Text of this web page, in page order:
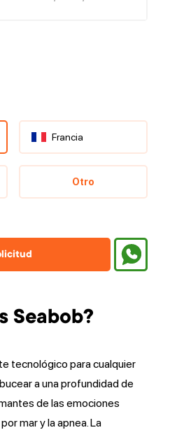
Francia
Otro
Seabob?
tecnológico para cualquier
a una profundidad de
de las emociones
mar y la apnea. La